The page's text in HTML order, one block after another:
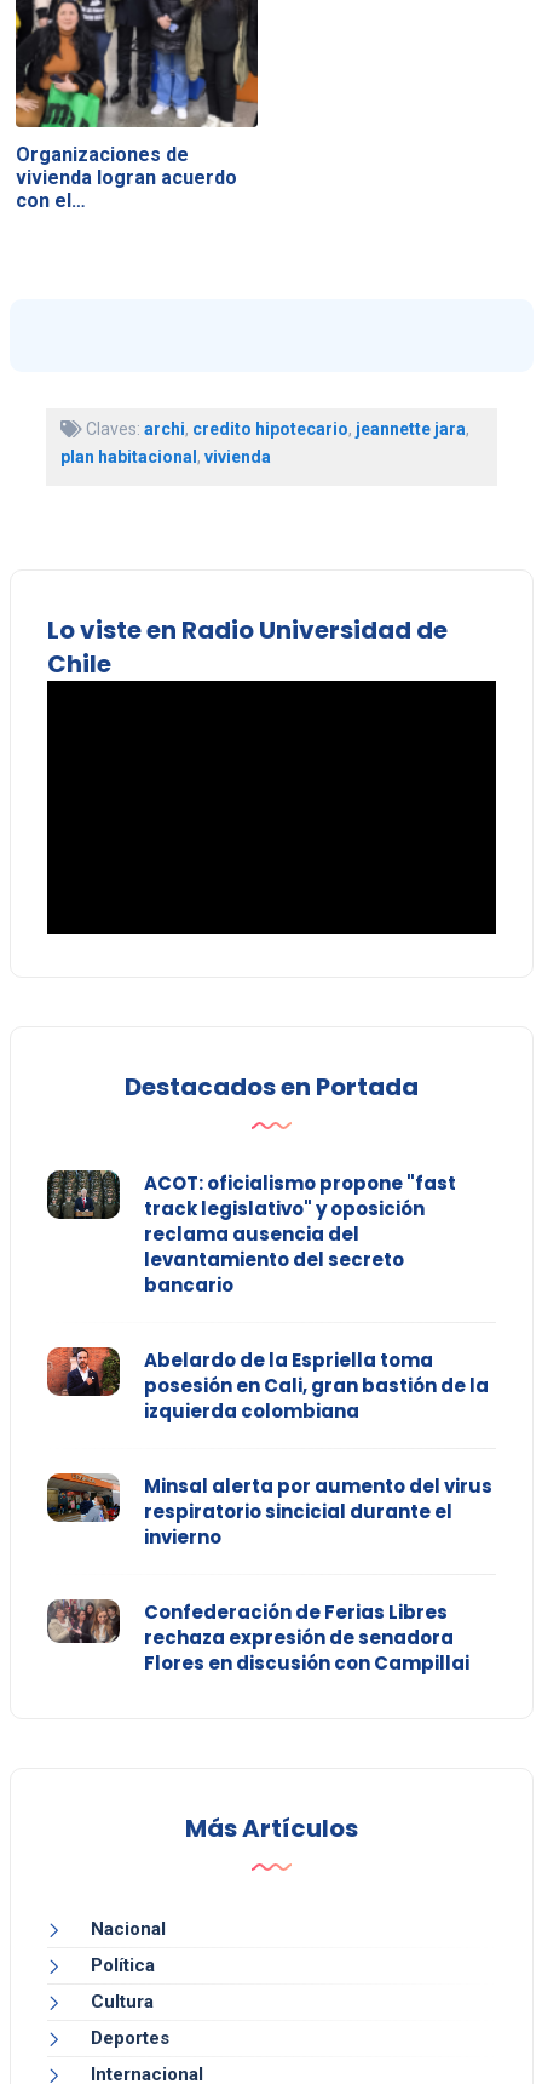
Organizaciones de
vivienda logran acuerdo
con el…
Claves: archi, credito hipotecario, jeannette jara,
plan habitacional , vivienda
Lo viste en Radio Universidad de
Chile
Destacados en Portada
ACOT: oficialismo propone "fast
track legislativo" y oposición
reclama ausencia del
levantamiento del secreto
bancario
Abelardo de la Espriella toma
posesión en Cali, gran bastión de la
izquierda colombiana
Minsal alerta por aumento del virus
respiratorio sincicial durante el
invierno
Confederación de Ferias Libres
rechaza expresión de senadora
Flores en discusión con Campillai
Más Artículos
Nacional
Política
Cultura
Deportes
Internacional